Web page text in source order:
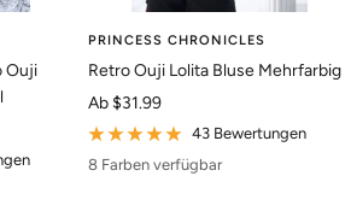
Ouji
PRINCESS CHRONICLES
Retro Ouji Lolita Bluse Mehrfarbig
Angebotspreis
Ab $31.99
43 Bewertungen
8 Farben verfügbar